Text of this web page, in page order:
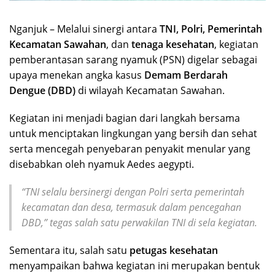
Nganjuk – Melalui sinergi antara TNI, Polri, Pemerintah
Kecamatan Sawahan, dan tenaga kesehatan, kegiatan
pemberantasan sarang nyamuk (PSN) digelar sebagai
upaya menekan angka kasus Demam Berdarah
Dengue (DBD) di wilayah Kecamatan Sawahan.
Kegiatan ini menjadi bagian dari langkah bersama
untuk menciptakan lingkungan yang bersih dan sehat
serta mencegah penyebaran penyakit menular yang
disebabkan oleh nyamuk Aedes aegypti.
“TNI selalu bersinergi dengan Polri serta pemerintah
kecamatan dan desa, termasuk dalam pencegahan
DBD,” tegas salah satu perwakilan TNI di sela kegiatan.
Sementara itu, salah satu petugas kesehatan
menyampaikan bahwa kegiatan ini merupakan bentuk